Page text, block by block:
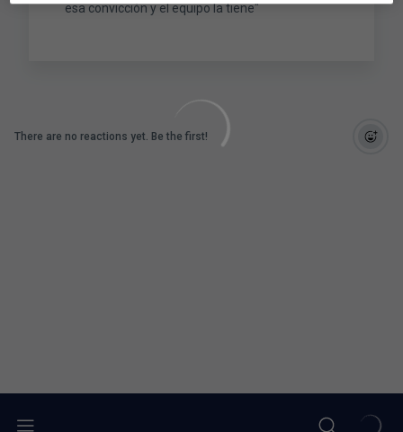
esa convicción y el equipo la tiene"
There are no reactions yet. Be the first!